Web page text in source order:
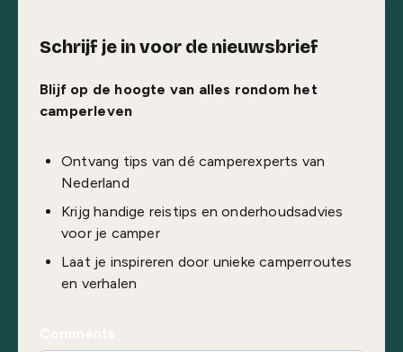
Schrijf je in voor de nieuwsbrief
Blijf op de hoogte van alles rondom het
camperleven
Ontvang tips van dé camperexperts van
Nederland
Krijg handige reistips en onderhoudsadvies
voor je camper
Laat je inspireren door unieke camperroutes
en verhalen